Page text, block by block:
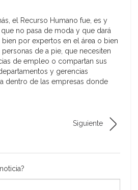
el Recurso Humano fue, es y
no pasa de moda y que dará
por expertos en el área o bien
de a pie, que necesiten
de empleo o compartan sus
y gerencias
dentro de las empresas donde
Siguiente